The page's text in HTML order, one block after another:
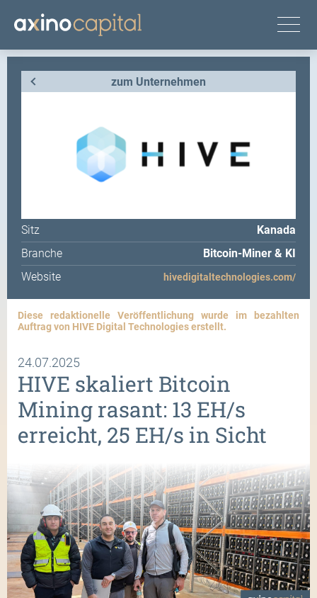
zum Unternehmen
Sitz
Kanada
Branche
Bitcoin-Miner & KI
Website
hivedigitaltechnologies.com/
Diese redaktionelle Veröffentlichung wurde im bezahlten
Auftrag von HIVE Digital Technologies erstellt.
24.07.2025
HIVE skaliert Bitcoin
Mining rasant: 13 EH/s
erreicht, 25 EH/s in Sicht